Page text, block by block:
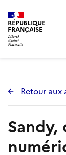
RÉPUBLIQUE
FRANÇAISE
Retour aux
Sandy,